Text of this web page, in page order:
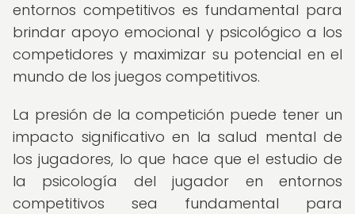
entornos competitivos es fundamental para
brindar apoyo emocional y psicológico a los
competidores y maximizar su potencial en el
mundo de los juegos competitivos.
La presión de la competición puede tener un
impacto significativo en la salud mental de
los jugadores, lo que hace que el estudio de
la psicología del jugador en entornos
competitivos sea fundamental para